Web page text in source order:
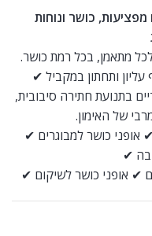
כושר ונוחות
מתאמן, בכל רמת כושר.
ותחתון במקביל ✔
בתנועת חתירה סיבובית,
של האימון.
אופני כושר YORK TOTAL BODY ✔ אופני כושר למבוגרים ✔
✔
✔ אופני כושר לשיקום ✔